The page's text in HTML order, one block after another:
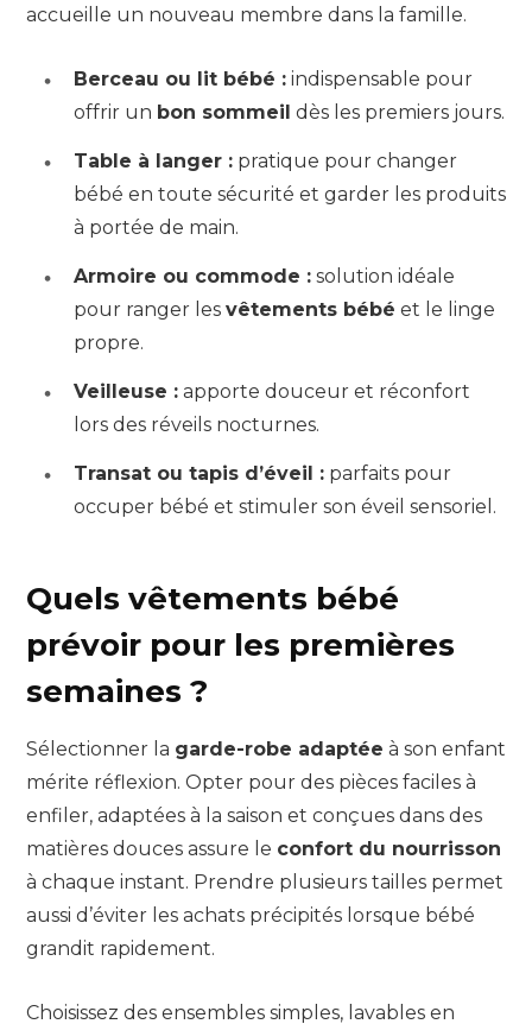
accueille un nouveau membre dans la famille.
Berceau ou lit bébé : indispensable pour
offrir un bon sommeil dès les premiers jours.
Table à langer : pratique pour changer
bébé en toute sécurité et garder les produits
à portée de main.
Armoire ou commode : solution idéale
pour ranger les vêtements bébé et le linge
propre.
Veilleuse : apporte douceur et réconfort
lors des réveils nocturnes.
Transat ou tapis d’éveil : parfaits pour
occuper bébé et stimuler son éveil sensoriel.
Quels vêtements bébé
prévoir pour les premières
semaines ?
Sélectionner la garde-robe adaptée à son enfant
mérite réflexion. Opter pour des pièces faciles à
enfiler, adaptées à la saison et conçues dans des
matières douces assure le confort du nourrisson
à chaque instant. Prendre plusieurs tailles permet
aussi d’éviter les achats précipités lorsque bébé
grandit rapidement.
Choisissez des ensembles simples, lavables en